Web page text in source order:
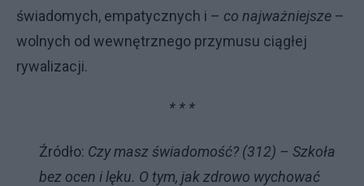
świadomych, empatycznych i – co najważniejsze –
wolnych od wewnętrznego przymusu ciągłej
rywalizacji.
* * *
Źródło: Czy masz świadomość? (312) – Szkoła
bez ocen i lęku. O tym, jak zdrowo wychować